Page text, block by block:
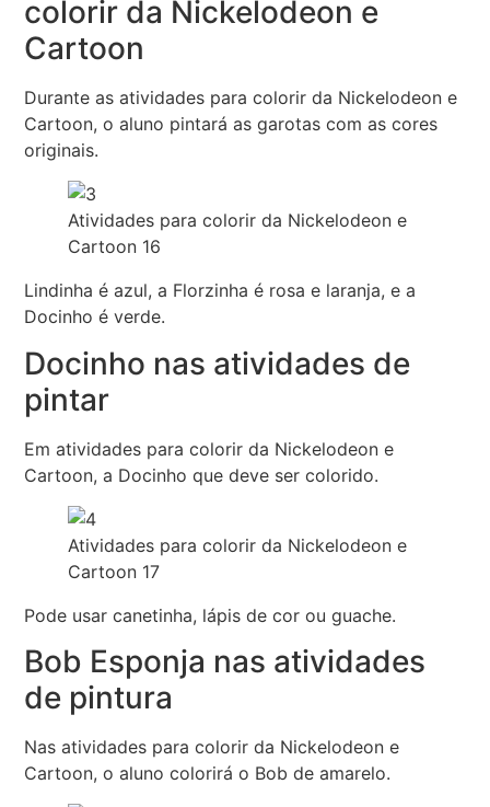
colorir da Nickelodeon e
Cartoon
Durante as atividades para colorir da Nickelodeon e
Cartoon, o aluno pintará as garotas com as cores
originais.
Atividades para colorir da Nickelodeon e
Cartoon 16
Lindinha é azul, a Florzinha é rosa e laranja, e a
Docinho é verde.
Docinho nas atividades de
pintar
Em atividades para colorir da Nickelodeon e
Cartoon, a Docinho que deve ser colorido.
Atividades para colorir da Nickelodeon e
Cartoon 17
Pode usar canetinha, lápis de cor ou guache.
Bob Esponja nas atividades
de pintura
Nas atividades para colorir da Nickelodeon e
Cartoon, o aluno colorirá o Bob de amarelo.